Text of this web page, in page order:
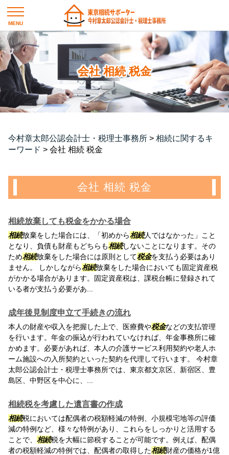
会社 相続 税金
今村章太郎公認会計士・税理士事務所 > 相続に関するキ
ーワード > 会社 相続 税金
会社 相続 税金
相続放棄しても税金をかかる場合
相続放棄をした場合には、「初めから相続人ではなかった」こと
となり、負債も財産もどちらも相続しないことになります。その
ため相続放棄をした場合には原則として税金を支払う必要はあり
ません。 しかしながら相続放棄をした場合においても固定資産税
がかかる場合があります。固定資産税は、課税台帳に登録されて
いる者が支払う必要があ...
成年後見制度申立て手続きの流れ
本人の財産や収入を把握した上で、医療費や税金などの支払管理
を行います。年金の振込が行われていなければ、年金事務所に確
かめます。必要があれば、本人の介護サービス利用契約や老人ホ
ーム施設への入所契約といった契約を代理して行います。 今村章
太郎公認会計士・税理士事務所では、東京都文京区、新宿区、豊
島区、中野区を中心に、...
相続税を考慮した遺言書の作成
相続税においては配偶者の税額軽減の特例、小規模宅地等の評価
減の特例など、様々な特例があり、これらをしっかりと活用する
ことで、 相続税を大幅に節税することが可能です。例えば、配偶
者の税額軽減の特例では、配偶者の取得した相続財産の価格が1億